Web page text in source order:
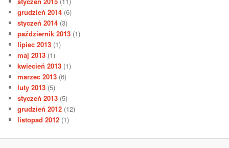
grudzień 2014 (6)
styczeń 2014 (3)
październik 2013 (1)
lipiec 2013 (1)
maj 2013 (1)
kwiecień 2013 (1)
marzec 2013 (6)
luty 2013 (5)
styczeń 2013 (5)
grudzień 2012 (12)
listopad 2012 (1)